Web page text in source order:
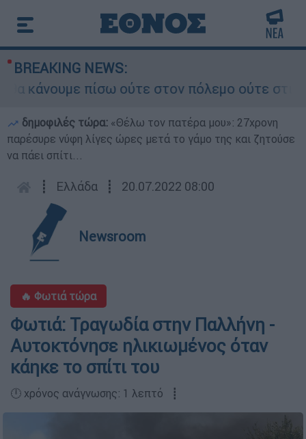
BREAKING NEWS:
κάνουμε πίσω ούτε στον πόλεμο ούτε στις
δημοφιλές τώρα: «Θέλω τον πατέρα μου»: 27χρονη
παρέσυρε νύφη λίγες ώρες μετά το γάμο της και ζητούσε
να πάει σπίτι...
┋ Ελλάδα ┋ 20.07.2022 08:00
Newsroom
🔥 Φωτιά τώρα
Φωτιά: Τραγωδία στην Παλλήνη -
Αυτοκτόνησε ηλικιωμένος όταν
κάηκε το σπίτι του
🕛 χρόνος ανάγνωσης: 1 λεπτό ┋